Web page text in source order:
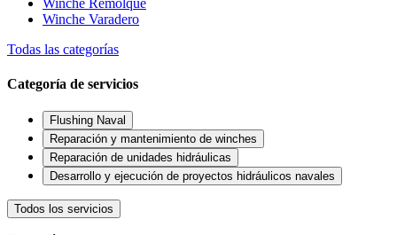
Winche Remolque
Winche Varadero
Todas las categorías
Categoría de servicios
Flushing Naval
Reparación y mantenimiento de winches
Reparación de unidades hidráulicas
Desarrollo y ejecución de proyectos hidráulicos navales
Todos los servicios